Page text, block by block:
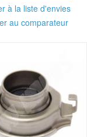
à la liste d'envies
au comparateur